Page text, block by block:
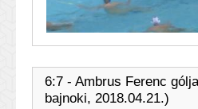
6:7 - Ambrus Ferenc
bajnoki, 2018.04.21.)